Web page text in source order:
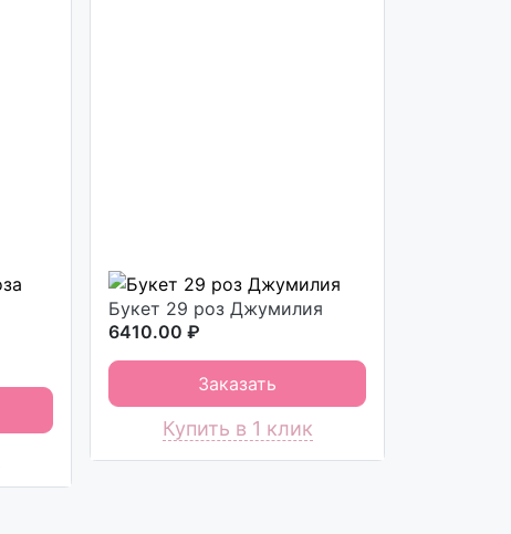
Букет 29 роз Джумилия
6410.00 ₽
Заказать
Купить в 1 клик